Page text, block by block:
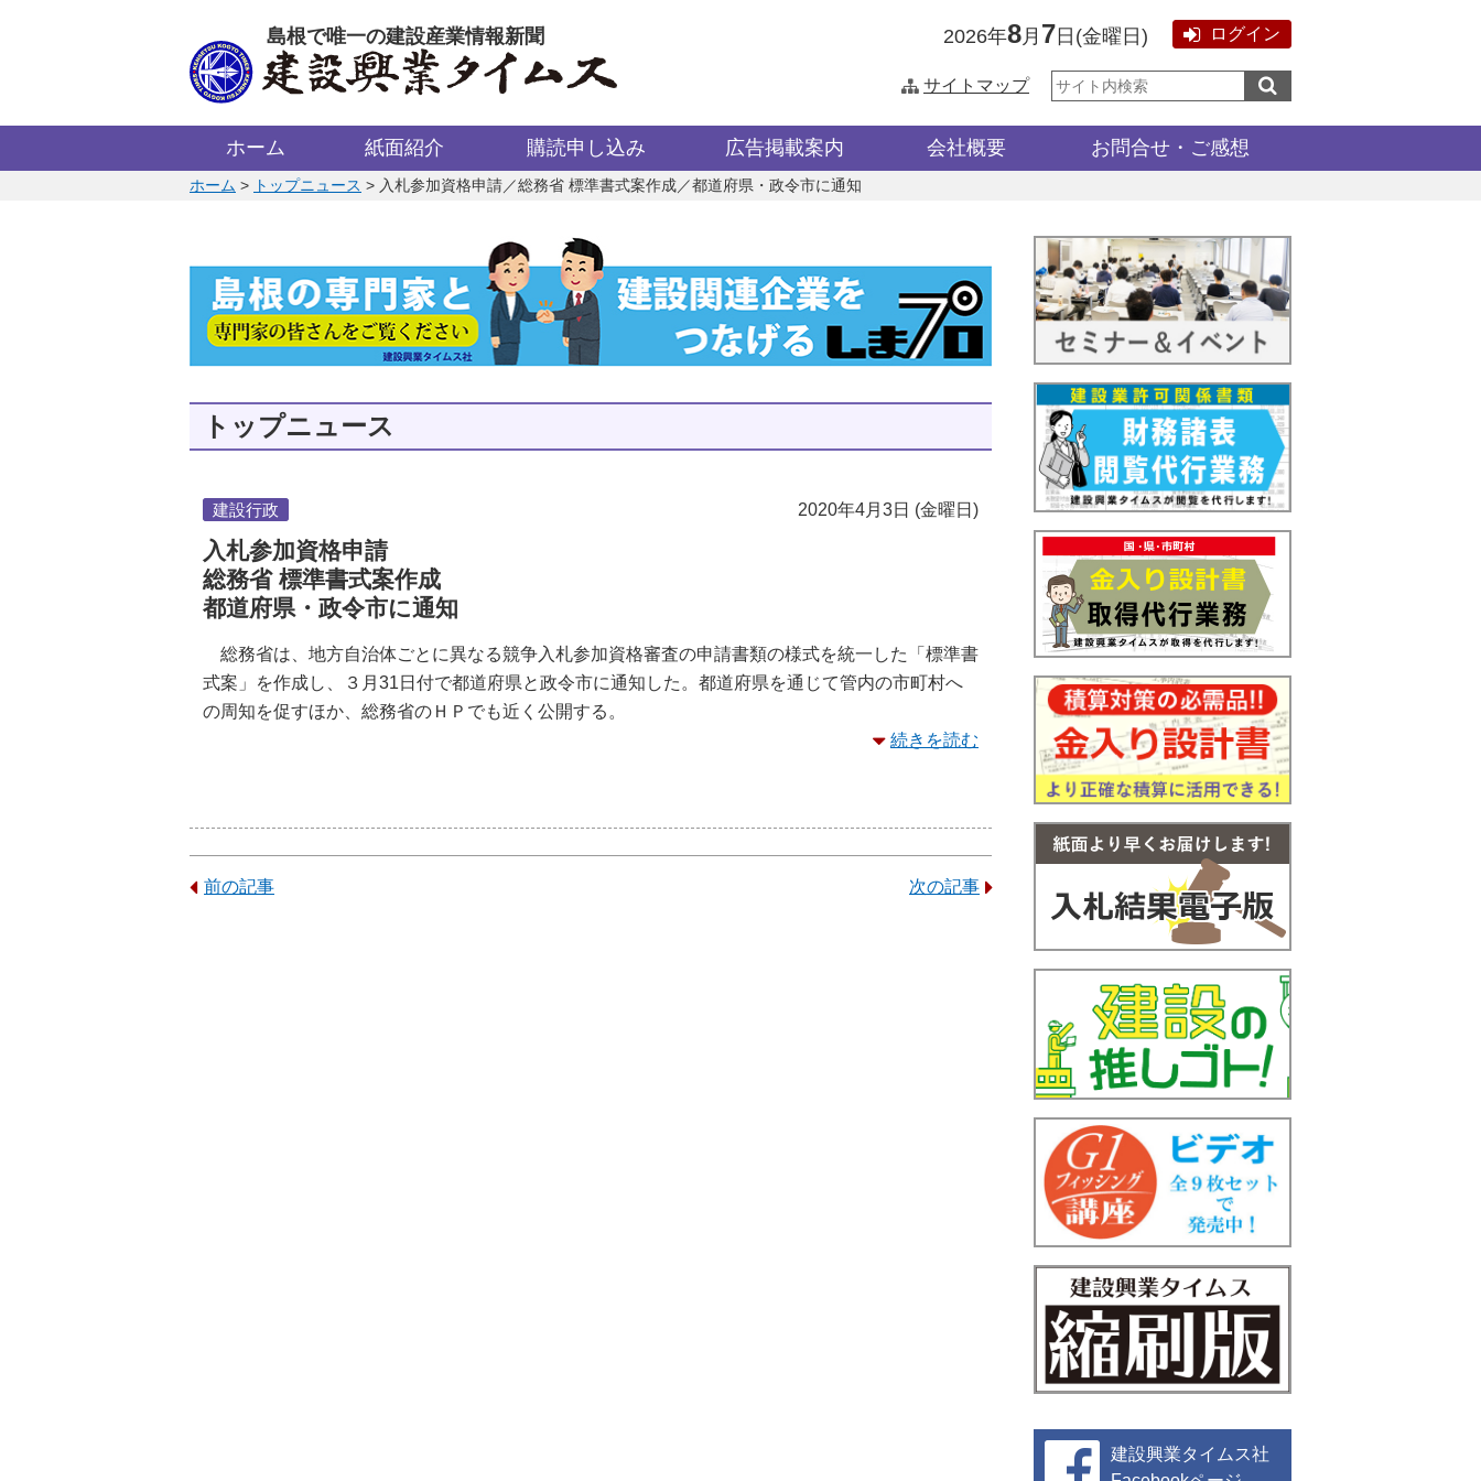
島根で唯一の建設産業情報新聞 2026年8月 7 日 (金曜日 ) ログイン
サイトマップ
サ
イ
内
ホーム 紙面紹介 購読申し込み 広告掲載案内 会社概要 お問合せ・ご感想
このページの位置:
ホーム > トップニュース > 入札参加資格申請／総務省 標準書式案作成／都道府県・政令市に通知
トップニュース
2020年4月3日 (金曜日)
建設行政
入札参加資格申請
総務省 標準書式案作成
都道府県・政令市に通知
総務省は、地方自治体ごとに異なる競争入札参加資格審査の申請書類の様式を統一した「標準書
式案」を作成し、３月31日付で都道府県と政令市に通知した。都道府県を通じて管内の市町村へ
の周知を促すほか、総務省のＨＰでも近く公開する。
続きを読む
前の記事 次の記事
建設興業タイムス社